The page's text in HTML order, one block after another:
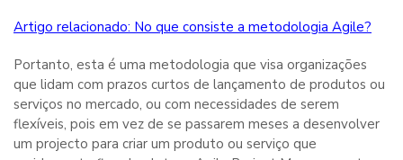
Artigo relacionado: No que consiste a metodologia Agile?
Portanto, esta é uma metodologia que visa organizações
que lidam com prazos curtos de lançamento de produtos ou
serviços no mercado, ou com necessidades de serem
flexíveis, pois em vez de se passarem meses a desenvolver
um projecto para criar um produto ou serviço que